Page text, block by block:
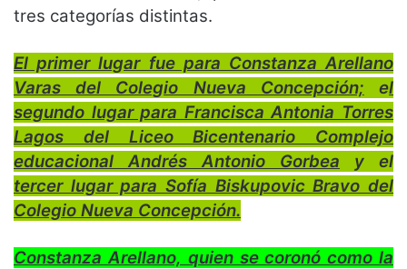
tres categorías distintas.
El primer lugar fue para Constanza Arellano
Varas del Colegio Nueva Concepción; el
segundo lugar para Francisca Antonia Torres
Lagos del Liceo Bicentenario Complejo
educacional Andrés Antonio Gorbea y el
tercer lugar para Sofía Biskupovic Bravo del
Colegio Nueva Concepción.
Constanza Arellano, quien se coronó como la